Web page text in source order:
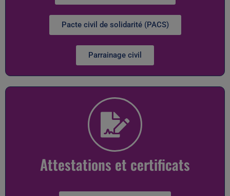
Pacte civil de solidarité (PACS)
Parrainage civil
Attestations et certificats